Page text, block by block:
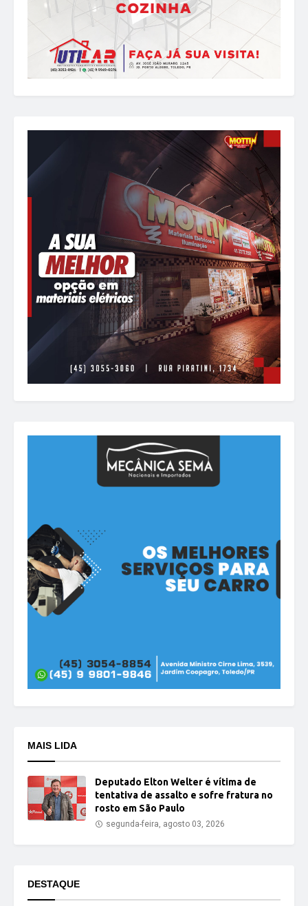
MAIS LIDA
Deputado Elton Welter é vítima de
tentativa de assalto e sofre fratura no
rosto em São Paulo
segunda-feira, agosto 03, 2026
DESTAQUE